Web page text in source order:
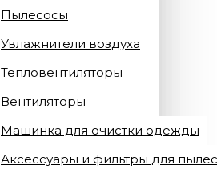
Пылесосы
Увлажнители воздуха
Тепловентиляторы
Вентиляторы
Машинка для очистки одежды
Аксессуары и фильтры для